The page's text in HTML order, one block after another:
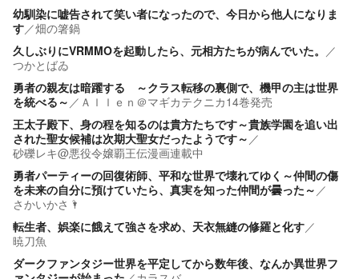
幼馴染に嘘告されて笑い者になったので、今日から他人になりま
す／畑の箸鍋
久しぶりにVRMMOを起動したら、元相方たちが病んでいた。 ／
つかとばゐ
勇者の親友は暗躍する ～クラス転移の裏側で、機甲の主は世界
を統べる～ ／ Ａｌｌｅｎ＠マギカテクニカ14巻発売
王太子殿下、身の程を知るのは貴方たちです～貴族学園を追い出
された聖女候補は次期大聖女だったようです～ ／
砂礫レキ@悪役令嬢覇王伝漫画連載中
勇者パーティーの回復術師、平和な世界で壊れてゆく～仲間の傷
を未来の自分に預けていたら、真実を知った仲間が曇った～ ／
さかいかさ🌂
転生者、娯楽に餓えて強さを求め、天衣無縫の修羅と化す／
暁刀魚
ダークファンタジー世界を平定してから数年後、なんか異世界フ